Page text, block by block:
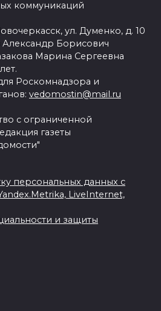
коммуникаций
ул. Думенко, д. 10
Борисович
Марина Сергеевна
Роскомнадзора и
vedomostin@mail.ru
с ограниченной
газеты
персональных данных с
LiveInternet,
и защиты